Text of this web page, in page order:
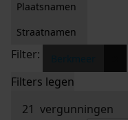
Plaatsnamen
Straatnamen
Filter:
Filters legen
21 vergunningen